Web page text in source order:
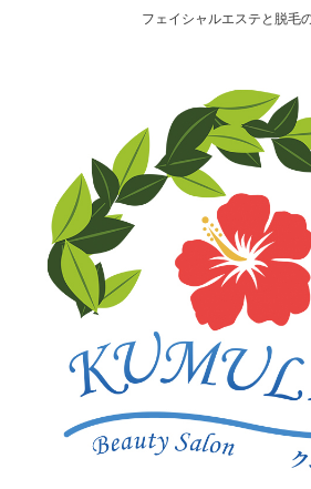
フェイシャルエステと脱毛